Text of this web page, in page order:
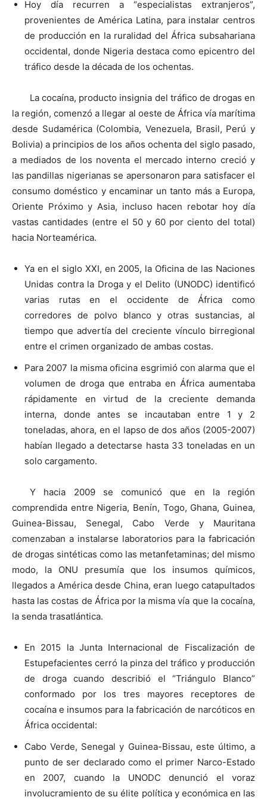
Hoy día recurren a “especialistas extranjeros”,
provenientes de América Latina, para instalar centros
de producción en la ruralidad del África subsahariana
occidental, donde Nigeria destaca como epicentro del
tráfico desde la década de los ochentas.
La cocaína, producto insignia del tráfico de drogas en
la región, comenzó a llegar al oeste de África vía marítima
desde Sudamérica (Colombia, Venezuela, Brasil, Perú y
Bolivia) a principios de los años ochenta del siglo pasado,
a mediados de los noventa el mercado interno creció y
las pandillas nigerianas se apersonaron para satisfacer el
consumo doméstico y encaminar un tanto más a Europa,
Oriente Próximo y Asia, incluso hacen rebotar hoy día
vastas cantidades (entre el 50 y 60 por ciento del total)
hacia Norteamérica.
Ya en el siglo XXI, en 2005, la Oficina de las Naciones
Unidas contra la Droga y el Delito (UNODC) identificó
varias rutas en el occidente de África como
corredores de polvo blanco y otras sustancias, al
tiempo que advertía del creciente vínculo birregional
entre el crimen organizado de ambas costas.
Para 2007 la misma oficina esgrimió con alarma que el
volumen de droga que entraba en África aumentaba
rápidamente en virtud de la creciente demanda
interna, donde antes se incautaban entre 1 y 2
toneladas, ahora, en el lapso de dos años (2005-2007)
habían llegado a detectarse hasta 33 toneladas en un
solo cargamento.
Y hacia 2009 se comunicó que en la región
comprendida entre Nigeria, Benín, Togo, Ghana, Guinea,
Guinea-Bissau, Senegal, Cabo Verde y Mauritana
comenzaban a instalarse laboratorios para la fabricación
de drogas sintéticas como las metanfetaminas; del mismo
modo, la ONU presumía que los insumos químicos,
llegados a América desde China, eran luego catapultados
hasta las costas de África por la misma vía que la cocaína,
la senda trasatlántica.
En 2015 la Junta Internacional de Fiscalización de
Estupefacientes cerró la pinza del tráfico y producción
de droga cuando describió el “Triángulo Blanco”
conformado por los tres mayores receptores de
cocaína e insumos para la fabricación de narcóticos en
África occidental:
Cabo Verde, Senegal y Guinea-Bissau, este último, a
punto de ser declarado como el primer Narco-Estado
en 2007, cuando la UNODC denunció el voraz
involucramiento de su élite política y económica en las